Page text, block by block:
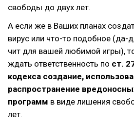
свободы до двух лет.
А если же в Ваших планах
вирус или что-то подобное (да-
чит для вашей любимой игры),
ждать ответственность по ст.
кодекса создание,
распространение
программ в виде лишения
лет.